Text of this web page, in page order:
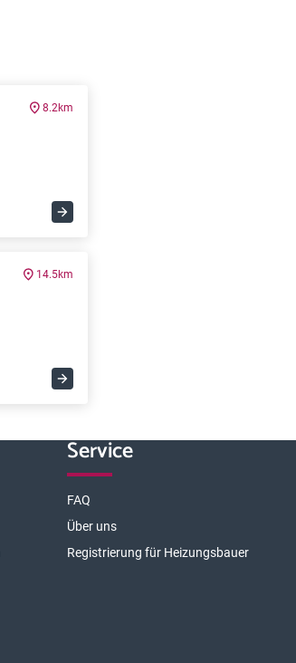
8.2km
14.5km
Service
FAQ
Über uns
Registrierung für Heizungsbauer